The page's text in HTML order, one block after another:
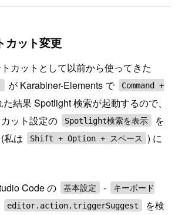
カット変更
カットとして以前から使ってきた
が Karabiner-Elements で
Command +
結果 Spotlight 検索が起動するので、
ット設定の
Spotlight検索を表示
を
私は
Shift + Option + スペース
) に
Code の 基本設定 -
キーボード
editor.action.triggerSuggest
を検